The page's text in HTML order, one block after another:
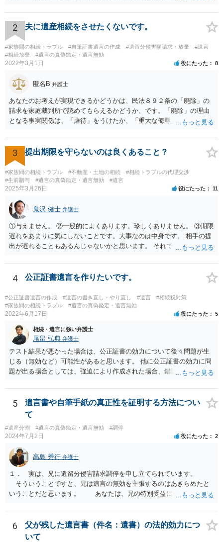
月に携帯が新しくなった母からの第一声は「ここにいたら殺される」
「面会に来てくれ」で、長男に聞くと「面会は出来ない。俺は携帯電
話の使い方を教える為に会っている」「母の話は聞かなくて良い」と
電話が切れました。その後の電話でも「食事に毒が入っている」「体
にチップが埋められている」等、おかしかったです。 当時の診療記
録、介護認定の資料、介護記録を取得して 弁護士に面談で相談された
2 夫に遺産相続をさせたくないです。
#家族間の相続トラブル #自筆証書遺言の作成 #遺留分侵害額請求・放棄
#遺言
#相続放棄
#遺言の真偽鑑定・遺言無効
2022年3月1日 役にたった 8
匿名B 弁護士
あなたのお考えが実現できるかどうかは、民法８９２条の「廃除」の
請求を家庭裁判所で認めてもらえるかどうか、です。「廃除」の理由
となる事実関係は、「虐待」をうけたか、「重大な侮辱」を受けた
「廃除」は遺言でも可能です（民法８９３条）。 弁護士に具体的な事
情を話して相談して、「廃除」が可能か、実際に法律相談を受けるこ
とをお勧めします。
3 提出期限を守らないのは良くあること？
#家族間の相続トラブル #不動産・土地の相続
#相続トラブルの代理交渉
#生前贈与
#遺言の真偽鑑定・遺言無効 #遺言
2025年3月26日 役にたった 11
鬼沢 健士 弁護士
①与えません。 ②一般的によくあります。珍しくありません。 ③期限
遅れをあまりに気にしないことです。大事なのは中身です。 相手の提
出が遅れることもあるんじゃないかと思います。 それでもあなた有利
4 公正証書遺言を作りたいです。
#公正証書遺言の作成 #遺言の書き直し・やり直し #遺言
#相続税対策
#家族間の相続トラブル
#遺言の真偽鑑定・遺言無効
2022年6月17日 役にたった 5
相続・遺言に強い弁護士
尾畠 弘典 弁護士
テスト結果が悪かった場合は、公正証書の効力について後々問題が生
じる（無効など）可能性があると思います。 他に公正証書の効力に問
題が出る場合としては、強迫により作成された場合、錯誤（勘違い）
すが、弁護士に作成を依頼する場合は、１０～数十万円程度になるケ
ースが多いと思います。 報酬体系は、弁護士ごとに異なりますので一
律の基準はありません。
5
遺言書や自筆手紙の真正性を証明する方法につい
て
#遺産分割 #遺言の真偽鑑定・遺言無効 #調停
2024年7月2日 役にたった 2
高島 秀行 弁護士
１． 実は、兄に遺留分侵害請求調停を申し立てられています。
そういうことですと、兄は遺言の無効を主張するのはあきらめたと
いうことだと思います。 あなたは、兄の特別受益について立証し
詳しい事情を話して相談された方がよいと思います。
6
父が残した遺言書（件名：遺書）の法的効力につ
いて